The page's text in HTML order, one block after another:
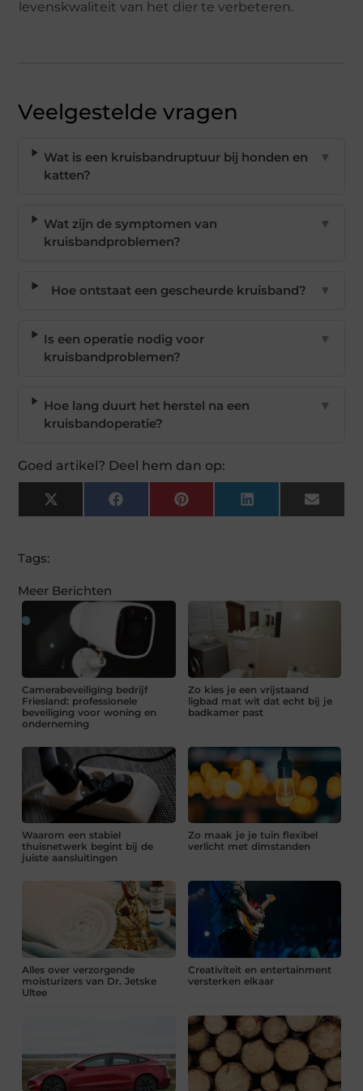
levenskwaliteit van het dier te verbeteren.
Veelgestelde vragen
Wat is een kruisbandruptuur bij honden en
katten?
▼
Wat zijn de symptomen van
kruisbandproblemen?
▼
Hoe ontstaat een gescheurde kruisband? ▼
Is een operatie nodig voor
kruisbandproblemen?
▼
Hoe lang duurt het herstel na een
kruisbandoperatie?
▼
Goed artikel? Deel hem dan op:
X
(Twitter)
FacebookPinterest LinkedIn Email
Tags:
Meer Berichten
Camerabeveiliging bedrijf
Friesland: professionele
beveiliging voor woning en
onderneming
Zo kies je een vrijstaand
ligbad mat wit dat echt bij je
badkamer past
Waarom een stabiel
thuisnetwerk begint bij de
juiste aansluitingen
Zo maak je je tuin flexibel
verlicht met dimstanden
Alles over verzorgende
moisturizers van Dr. Jetske
Ultee
Creativiteit en entertainment
versterken elkaar